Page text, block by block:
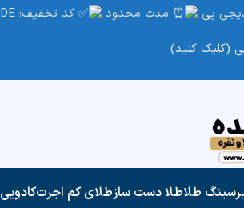
مدت محدود
کد تخفیف: CATKDE
(کلیک کنید)
طلاطلا دست سازطلای کم اجرتکادویی